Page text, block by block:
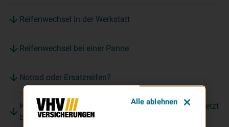
Reifenwechsel in der Werkstatt
Reifenwechsel bei einer Panne
Notrad oder Ersatzreifen?
Kfz-Versicherung mit attraktiven Zusatzleistungen: jetzt
berechnen!
Alle ablehnen